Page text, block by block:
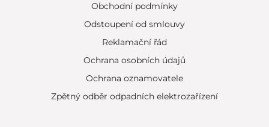
Obchodní podmínky
Odstoupení od smlouvy
Reklamační řád
Ochrana osobních údajů
Ochrana oznamovatele
Zpětný odběr odpadních elektrozařízení